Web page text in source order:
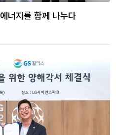
너지를 함께 나누다